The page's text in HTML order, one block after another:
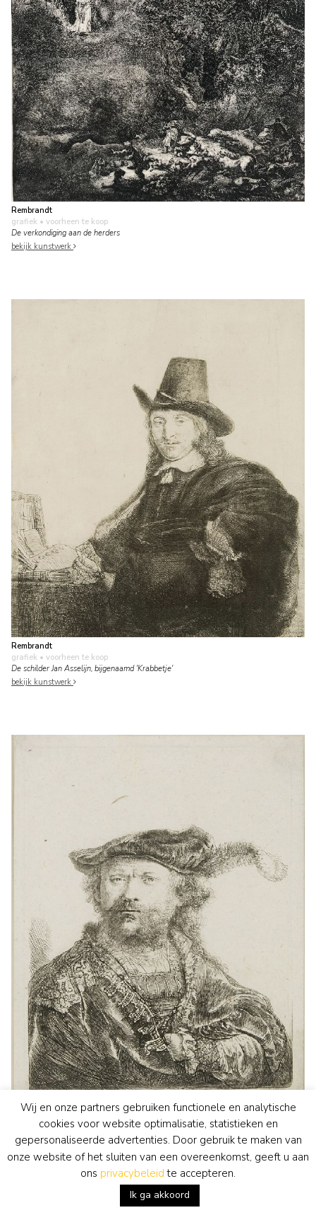
Rembrandt
grafiek • voorheen te koop
De verkondiging aan de herders
bekijk kunstwerk
Rembrandt
grafiek • voorheen te koop
De schilder Jan Asselijn, bijgenaamd 'Krabbetje'
bekijk kunstwerk
Rembrandt
• voorheen te koop
Zelfportret met gepluimde fluwelen baret
bekijk kunstwerk
Wij en onze partners gebruiken functionele en analytische
cookies voor website optimalisatie, statistieken en
gepersonaliseerde advertenties. Door gebruik te maken van
onze website of het sluiten van een overeenkomst, geeft u aan
ons privacybeleid te accepteren.
Ik ga akkoord